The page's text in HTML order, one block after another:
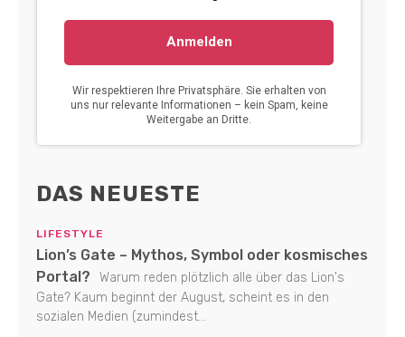
DAS NEUESTE
LIFESTYLE
Lion’s Gate – Mythos, Symbol oder kosmisches
Portal?
Warum reden plötzlich alle über das Lion's
Gate? Kaum beginnt der August, scheint es in den
sozialen Medien (zumindest...